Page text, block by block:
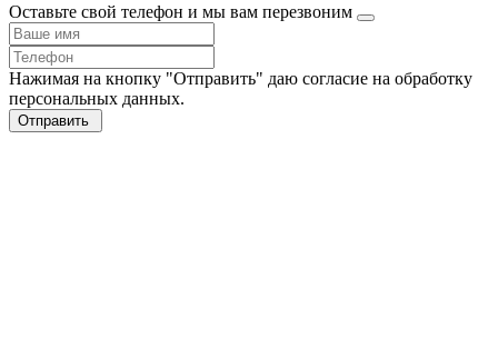
Оставьте свой телефон и мы вам перезвоним
Нажимая на кнопку "Отправить" даю согласие на обработку
персональных данных.